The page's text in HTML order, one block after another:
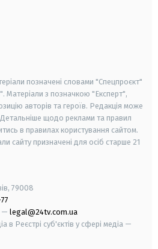
позначені словами "Спецпроєкт"
Матеріали з позначкою "Експерт",
авторів та героїв. Редакція може
Детальніше щодо реклами та правил
в правилах користування сайтом.
сайту призначені для осіб старше 21
79008
— legal@24tv.com.ua
в Реєстрі суб'єктів у сфері медіа —